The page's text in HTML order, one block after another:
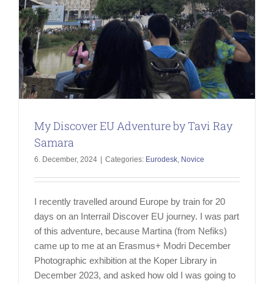
My Discover EU Adventure by Tavi Ray
Samara
6. December, 2024 Categories: Eurodesk, Novice
I recently travelled around Europe by train for 20
days on an Interrail Discover EU journey. I was part
of this adventure, because Martina (from Nefiks)
came up to me at an Erasmus+ Modri December
Photographic exhibition at the Koper Library in
December 2023, and asked how old I was going to